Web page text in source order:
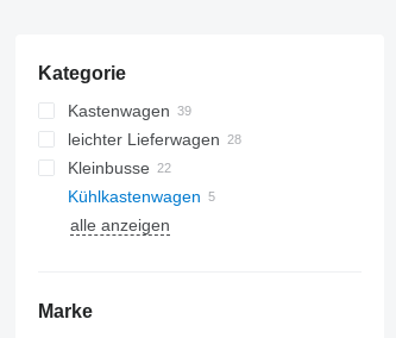
Kategorie
Kastenwagen
leichter Lieferwagen
Kleinbusse
Kühlkastenwagen
alle anzeigen
Marke